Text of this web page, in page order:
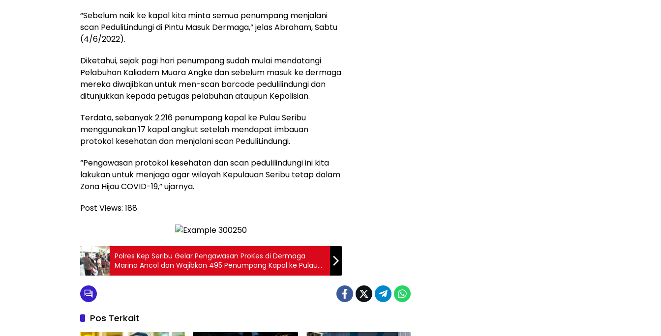
“Sebelum naik ke kapal kita minta semua penumpang menjalani
scan PeduliLindungi di Pintu Masuk Dermaga,” jelas Abraham, Sabtu
(4/6/2022).
Diketahui, sejak pagi hari penumpang sudah mulai mendatangi
Pelabuhan Kaliadem Muara Angke dan sebelum masuk ke dermaga
mereka diwajibkan untuk men-scan barcode pedulilindungi dan
ditunjukkan kepada petugas pelabuhan ataupun Kepolisian.
Terdata, sebanyak 2.216 penumpang kapal ke Pulau Seribu
menggunakan 17 kapal angkut setelah mendapat imbauan
protokol kesehatan dan menjalani scan PeduliLindungi.
“Pengawasan protokol kesehatan dan scan pedulilindungi ini kita
lakukan untuk menjaga agar wilayah Kepulauan Seribu tetap dalam
Zona Hijau COVID-19,” ujarnya.
Post Views: 188
Polres Kep Seribu Gelar Pengawasan ProKes di Dermaga
Marina Ancol dan Wajibkan 495 Penumpang Kapal ke Pulau
Jalani Scan PeduliLindungi
Pos Terkait